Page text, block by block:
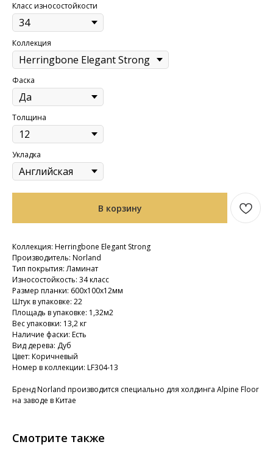
Класс износостойкости
Коллекция
Фаска
Толщина
Укладка
В корзину
Коллекция: Herringbone Elegant Strong
Производитель: Norland
Тип покрытия: Ламинат
Износостойкость: 34 класс
Размер планки: 600х100х12мм
Штук в упаковке: 22
Площадь в упаковке: 1,32м2
Вес упаковки: 13,2 кг
Наличие фаски: Есть
Вид дерева: Дуб
Цвет: Коричневый
Номер в коллекции: LF304-13
Бренд Norland производится специально для холдинга Alpine Floor
на заводе в Китае
Смотрите также